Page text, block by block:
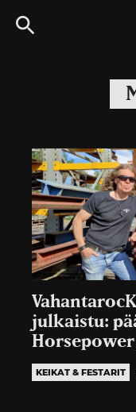
Siirry
suoraan
julkaistu:
Horsepower
KEIKAT & FESTARIT